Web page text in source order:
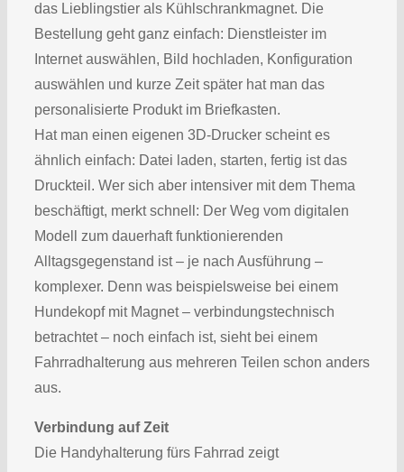
das Lieblingstier als Kühlschrankmagnet. Die
Bestellung geht ganz einfach: Dienstleister im
Internet auswählen, Bild hochladen, Konfiguration
auswählen und kurze Zeit später hat man das
personalisierte Produkt im Briefkasten.
Hat man einen eigenen 3D-Drucker scheint es
ähnlich einfach: Datei laden, starten, fertig ist das
Druckteil. Wer sich aber intensiver mit dem Thema
beschäftigt, merkt schnell: Der Weg vom digitalen
Modell zum dauerhaft funktionierenden
Alltagsgegenstand ist – je nach Ausführung –
komplexer. Denn was beispielsweise bei einem
Hundekopf mit Magnet – verbindungstechnisch
betrachtet – noch einfach ist, sieht bei einem
Fahrradhalterung aus mehreren Teilen schon anders
aus.
Verbindung auf Zeit
Die Handyhalterung fürs Fahrrad zeigt